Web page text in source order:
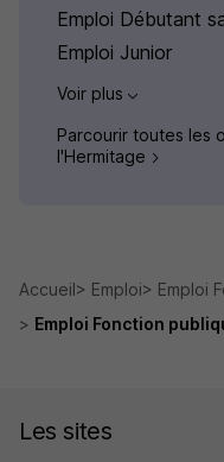
Emploi Débutant
Emploi Junior
Voir plus
Parcourir toutes les
l'Hermitage
Accueil Emploi
Emploi
Emploi Fonction
Les sites